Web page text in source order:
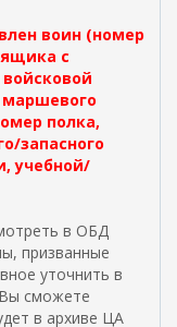
воин (номер
с
полка,
запасного
учебной/
в ОБД
призванные
уточнить в
сможете
в архиве ЦА